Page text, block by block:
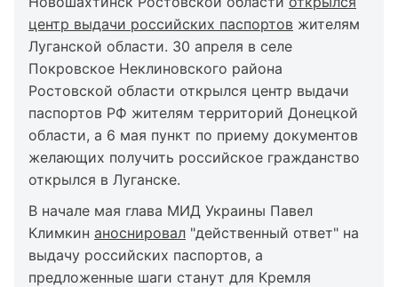
центр выдачи российских паспортов жителям
Луганской области. 30 апреля в селе
Покровское Неклиновского района
Ростовской области открылся центр выдачи
паспортов РФ жителям территорий Донецкой
области, а 6 мая пункт по приему документов
желающих получить российское гражданство
открылся в Луганске.
В начале мая глава МИД Украины Павел
Климкин аноснировал "действенный ответ" на
выдачу российских паспортов, а
предложенные шаги станут для Кремля